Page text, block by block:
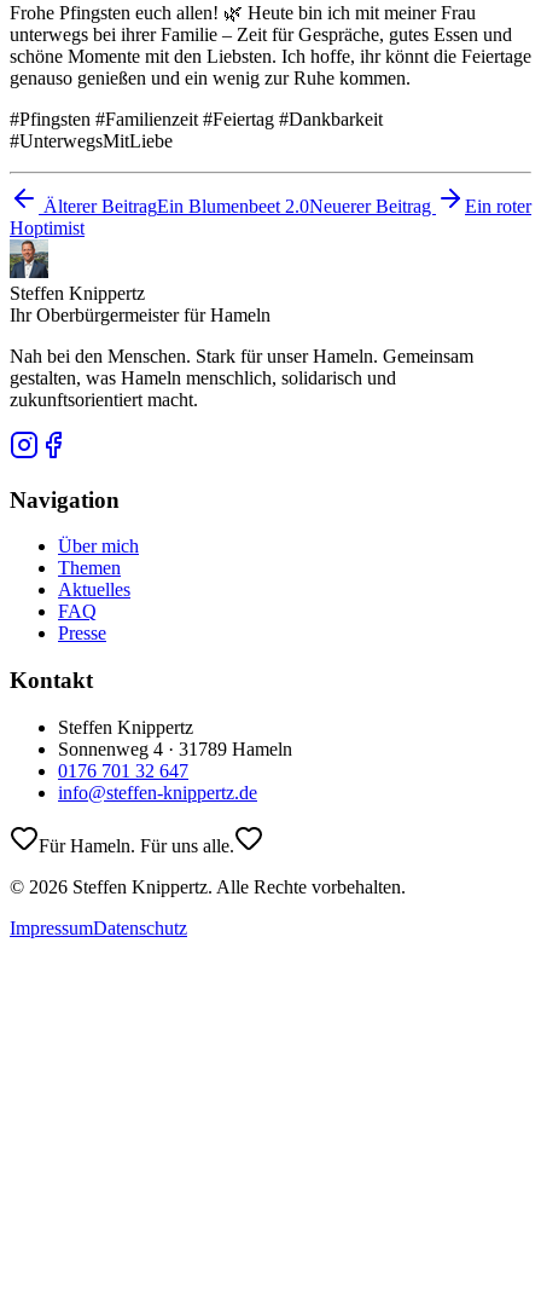
Frohe Pfingsten euch allen! 🌿 Heute bin ich mit meiner Frau
unterwegs bei ihrer Familie – Zeit für Gespräche, gutes Essen und
schöne Momente mit den Liebsten. Ich hoffe, ihr könnt die Feiertage
genauso genießen und ein wenig zur Ruhe kommen.
#Pfingsten #Familienzeit #Feiertag #Dankbarkeit
#UnterwegsMitLiebe
Älterer BeitragEin Blumenbeet 2.0Neuerer Beitrag
Ein roter
Hoptimist
Steffen Knippertz
Ihr Oberbürgermeister für Hameln
Nah bei den Menschen. Stark für unser Hameln. Gemeinsam
gestalten, was Hameln menschlich, solidarisch und
zukunftsorientiert macht.
Navigation
Über mich
Themen
Aktuelles
FAQ
Presse
Kontakt
Steffen Knippertz
Sonnenweg 4 · 31789 Hameln
0176 701 32 647
info@steffen-knippertz.de
Für Hameln. Für uns alle.
© 2026 Steffen Knippertz. Alle Rechte vorbehalten.
ImpressumDatenschutz